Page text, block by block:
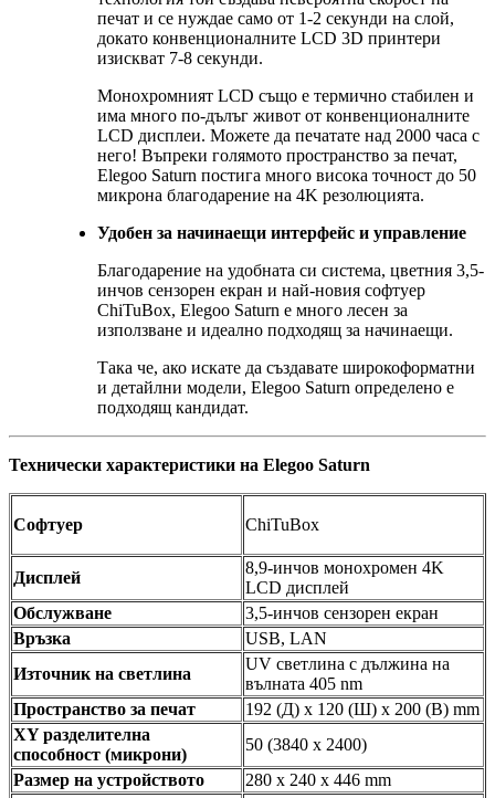
печат и се нуждае само от 1-2 секунди на слой,
докато конвенционалните LCD 3D принтери
изискват 7-8 секунди.
Монохромният LCD също е термично стабилен и
има много по-дълъг живот от конвенционалните
LCD дисплеи. Можете да печатате над 2000 часа с
него! Въпреки голямото пространство за печат,
Elegoo Saturn постига много висока точност до 50
микрона благодарение на 4K резолюцията.
Удобен за начинаещи интерфейс и управление
Благодарение на удобната си система, цветния 3,5-
инчов сензорен екран и най-новия софтуер
ChiTuBox, Elegoo Saturn е много лесен за
използване и идеално подходящ за начинаещи.
Така че, ако искате да създавате широкоформатни
и детайлни модели, Elegoo Saturn определено е
подходящ кандидат.
Технически характеристики на Elegoo Saturn
Софтуер ChiTuBox
Дисплей
8,9-инчов монохромен 4K
LCD дисплей
Обслужване
3,5-инчов сензорен екран
Връзка
USB, LAN
Източник на светлина
UV светлина с дължина на
вълната 405 nm
Пространство за печат
192 (Д) x 120 (Ш) x 200 (В) mm
XY разделителна
способност (микрони)
50 (3840 x 2400)
Размер на устройството
280 x 240 x 446 mm